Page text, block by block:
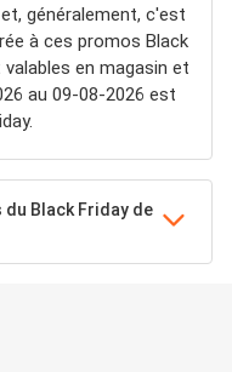
généralement, c'est
à ces promos Black
en magasin et
au 09-08-2026 est
Black Friday de